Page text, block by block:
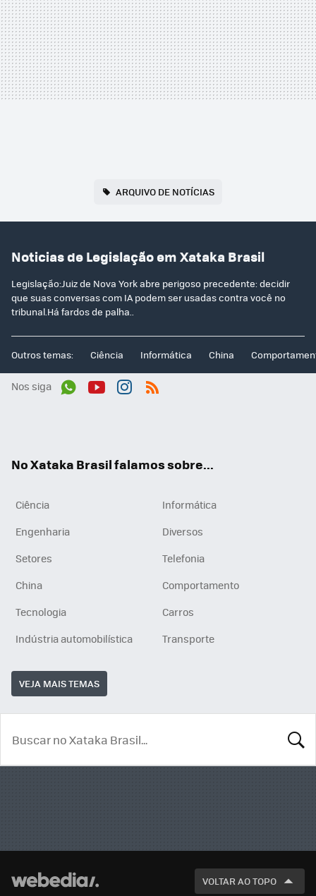
ARQUIVO DE NOTÍCIAS
Noticias de Legislação em Xataka Brasil
Legislação:Juiz de Nova York abre perigoso precedente: decidir
que suas conversas com IA podem ser usadas contra você no
tribunal.Há fardos de palha..
Outros temas: Ciência Informática China
Nos siga
No Xataka Brasil falamos sobre...
Ciência
Informática
Engenharia
Diversos
Setores
Telefonia
China
Comportamento
Tecnologia
Carros
Indústria automobilística
Transporte
VEJA MAIS TEMAS
VOLTAR AO TOPO